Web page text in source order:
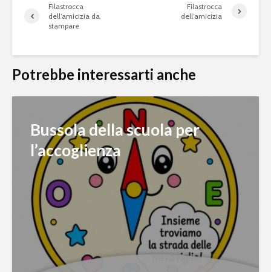
Filastrocca
dell’amicizia da
stampare
Filastrocca
dell’amicizia
Potrebbe interessarti anche
Bussola della scuola per
l’accoglienza